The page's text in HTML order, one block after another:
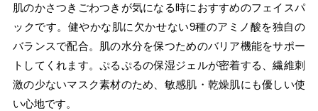
肌のかさつきごわつきが気になる時におすすめのフェイスパ
ックです。健やかな肌に欠かせない9種のアミノ酸を独自の
バランスで配合。肌の水分を保つためのバリア機能をサポー
トしてくれます。ぷるぷるの保湿ジェルが密着する、繊維刺
激の少ないマスク素材のため、敏感肌・乾燥肌にも優しい使
い心地です。